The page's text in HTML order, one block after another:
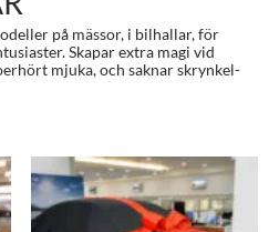
på mässor, i bilhallar, för
Skapar extra magi vid
mjuka, och saknar skrynkel-